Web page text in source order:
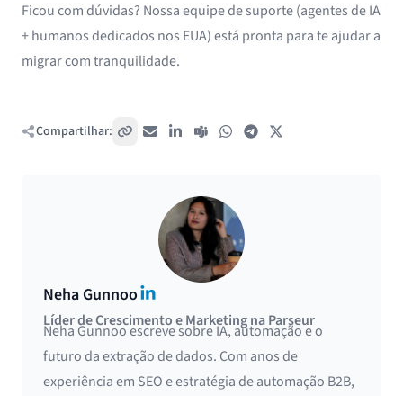
Ficou com dúvidas? Nossa equipe de suporte (agentes de IA
+ humanos dedicados nos EUA) está pronta para te ajudar a
migrar com tranquilidade.
Compartilhar: Copiar link
E-mail LinkedIn
Teams WhatsAppTelegram
Neha GunnooLinkedIn
Líder de Crescimento e Marketing na Parseur
Neha Gunnoo escreve sobre IA, automação e o
futuro da extração de dados. Com anos de
experiência em SEO e estratégia de automação B2B,